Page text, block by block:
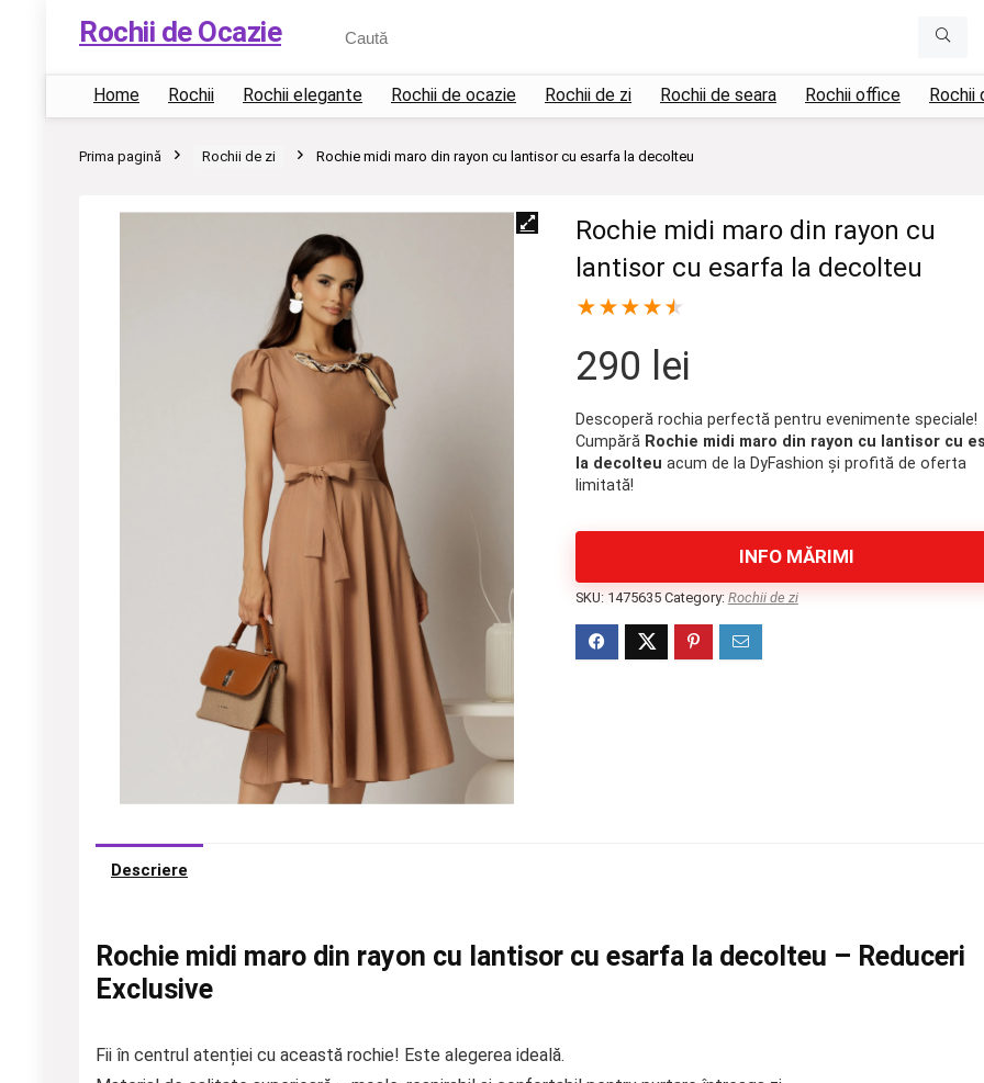
Rochii de Ocazie
Home Rochii Rochii elegante Rochii de ocazie Rochii de zi Rochii de seara Rochii office Rochii
Prima pagină Rochii de zi Rochie midi maro din rayon cu lantisor cu esarfa la decolteu
Rochie midi maro din rayon cu
lantisor cu esarfa la decolteu
★★★★★
290 lei
Descoperă rochia perfectă pentru evenimente speciale!
Cumpără Rochie midi maro din rayon cu lantisor cu
la decolteu acum de la DyFashion și profită de oferta
limitată!
INFO MĂRIMI
SKU: 1475635 Category: Rochii de zi
Descriere
Rochie midi maro din rayon cu lantisor cu esarfa la decolteu – Reduceri
Exclusive
Fii în centrul atenției cu această rochie! Este alegerea ideală.